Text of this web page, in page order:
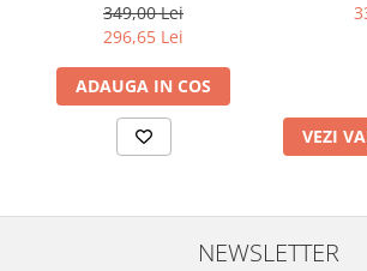
349,00 Lei
296,65 Lei
ADAUGA IN COS
VEZI
NEWSLETTER